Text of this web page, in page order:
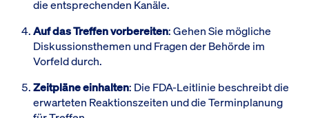
die entsprechenden Kanäle.
Auf das Treffen vorbereiten: Gehen Sie mögliche
Diskussionsthemen und Fragen der Behörde im
Vorfeld durch.
Zeitpläne einhalten: Die FDA-Leitlinie beschreibt die
erwarteten Reaktionszeiten und die Terminplanung